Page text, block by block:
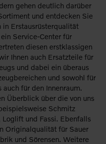
gehen deutlich darüber
und entdecken Sie
in Erstausrüsterqualität
Service-Center für
diesen erstklassigen
Ihnen auch Ersatzteile für
und dabei ein überaus
und sowohl für
für den Innenraum.
Überblick über die von uns
Schmitz
und Fassi. Ebenfalls
Originalqualität für Sauer
und Sörensen. Weitere